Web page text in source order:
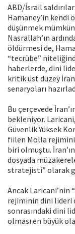
ABD/İsrail
Hamaney’in kendi
düşünmek
Nasrallah’ın
öldürmesi de,
“tecrübe”
haberlerde, dini
kritik üst düzey
senaryoları
Bu çerçevede
bekleniyor.
Güvenlik Yüksek
fiilen Molla
biri olmuştu.
dosyada
stratejisti” olarak
Ancak Laricani’nin
rejiminin dini lideri
sonrasındaki dini
olması en büyük